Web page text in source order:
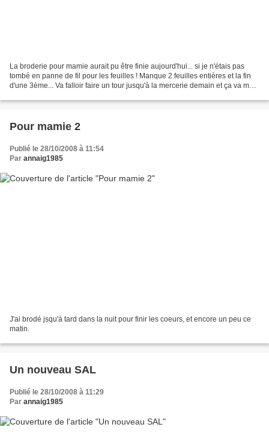
La broderie pour mamie aurait pu être finie aujourd'hui... si je n'étais pas
tombé en panne de fil pour les feuilles ! Manque 2 feuilles entières et la fin
d'une 3ème... Va falloir faire un tour jusqu'à la mercerie demain et ça va me
Pour mamie 2
Publié le 28/10/2008 à 11:54
Par annaig1985
J'ai brodé jsqu'à tard dans la nuit pour finir les coeurs, et encore un peu ce
matin.
Un nouveau SAL
Publié le 28/10/2008 à 11:29
Par annaig1985